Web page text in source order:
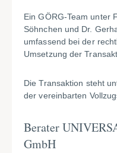
Ein GÖRG-Team unter
Söhnchen und Dr.
umfassend bei der
Umsetzung der
Die Transaktion steht
der vereinbarten
Berater
GmbH